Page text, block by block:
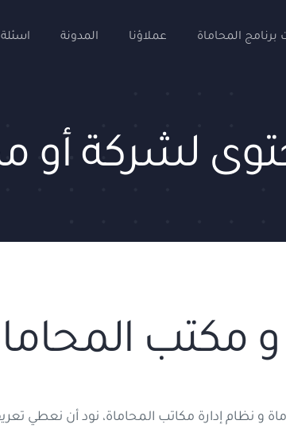
برنامج المحاماة عملاؤنا المدونة
لشركة أو
مكتب
نظام إدارة مكاتب المحاماة، نود أن نعطي